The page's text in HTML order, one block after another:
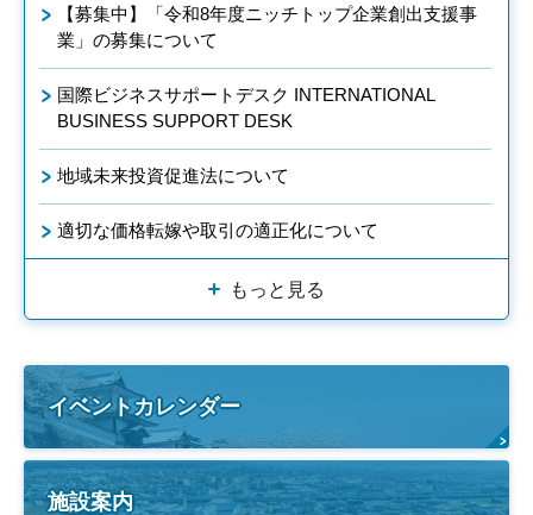
【募集中】「令和8年度ニッチトップ企業創出支援事
業」の募集について
国際ビジネスサポートデスク INTERNATIONAL
BUSINESS SUPPORT DESK
地域未来投資促進法について
適切な価格転嫁や取引の適正化について
もっと見る
イベントカレンダー
施設案内